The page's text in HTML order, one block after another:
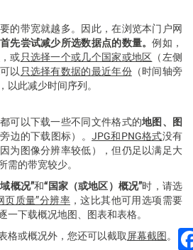
的带宽就越多。因此，在浏览本门户网
首先尝试减少所选数据点的数量。例如，
，或只选择一个或几个国家或地区 （左侧
以只选择有数据的最近年份（时间轴旁
以此减少时间序列。
可以下载一些不同文件格式的地图、图
旁边的下载图标）。JPG和PNG格式没有
为图像分辨率较低），但仍足以满足大
需的带宽较少。
概况”和“国家（或地区）概况”时，请选
页质量”分辨率，这比其他可用选项需要
一下载概况地图、图表和表格。
格或概况外，您还可以截取屏幕截图。